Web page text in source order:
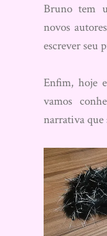
Bruno tem
novos
escrever seu
Enfim, hoje
vamos
narrativa que